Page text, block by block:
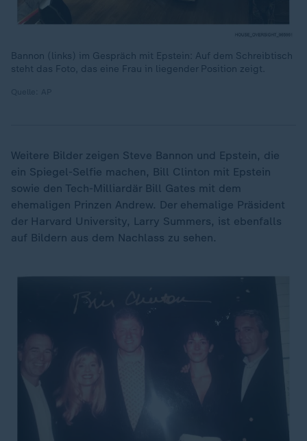
Bannon (links) im Gespräch mit Epstein: Auf dem Schreibtisch
steht das Foto, das eine Frau in liegender Position zeigt.
Weitere Bilder zeigen Steve Bannon und Epstein, die
ein Spiegel-Selfie machen, Bill Clinton mit Epstein
sowie den Tech-Milliardär Bill Gates mit dem
ehemaligen Prinzen Andrew. Der ehemalige Präsident
der Harvard University, Larry Summers, ist ebenfalls
auf Bildern aus dem Nachlass zu sehen.